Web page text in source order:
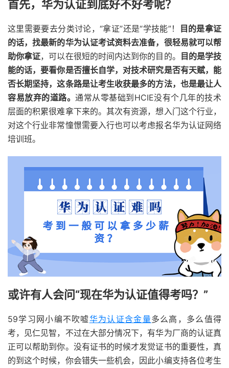
首先，华为认证到底好不好考呢？
这里需要要去分类讨论，“拿证”还是“学技能”！
目的是拿证
的话，找最新的华为认证考试资料去准备，很轻易就可以帮
助你拿证，可以在很短的时间内达到你的目的。 目的是学技
能的话，要看你是否擅长自学，对技术研究是否有天赋，能
否长期坚持，这条路是让考生收获最多的方法，也是最让人
容易放弃的道路。通常从零基础到HCIE没有个几年的技术
层面的积累很难拿下来的。其次有资源，想入门这个行业，
对这个行业非常憧憬需要入行也可以考虑报名华为认证网络
培训班。
或许有人会问“现在华为认证值得考吗？”
59学习网小编不吹嘘华为认证含金量多么高，多么值得
考，见仁见智，不过在大部分情况下，有华为厂商的认证真
正可以帮助到你。没有证书的时候才发觉证书的重要性，真
的到这个时候，你会错失一些机会，因此小编支持各位考生